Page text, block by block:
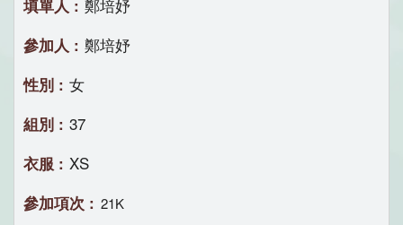
鄭培妤
鄭培妤
女
37
XS
21K